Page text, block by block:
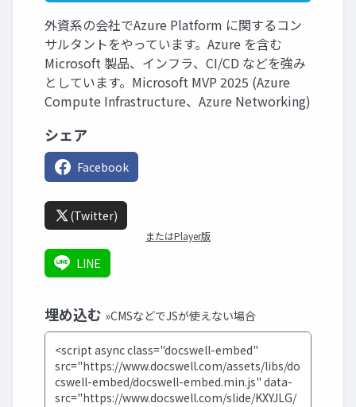
外資系の会社でAzure Platform に関するコン
サルタントをやっています。Azure を含む
Microsoft 製品、インフラ、CI/CD などを強み
としています。Microsoft MVP 2025 (Azure
Compute Infrastructure、Azure Networking)
シェア
Facebook
(Twitter)
またはPlayer版
LINE
埋め込む »CMSなどでJSが使えない場合